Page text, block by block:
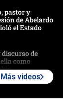
pastor y
de Abelardo
el Estado
discurso de
como
Más videos